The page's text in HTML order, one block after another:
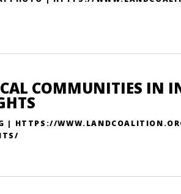
COMMUNITIES IN
| HTTPS://